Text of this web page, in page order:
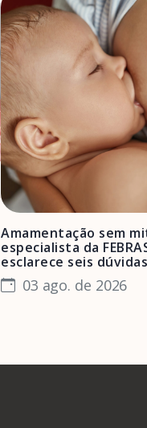
Amamentação sem
especialista da
esclarece seis
03 ago. de 2026